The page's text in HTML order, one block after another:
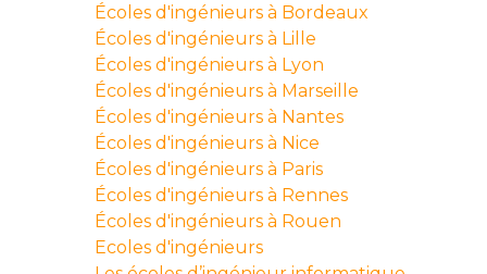
Écoles d'ingénieurs à Bordeaux
Écoles d'ingénieurs à Lille
Écoles d'ingénieurs à Lyon
Écoles d'ingénieurs à Marseille
Écoles d'ingénieurs à Nantes
Écoles d'ingénieurs à Nice
Écoles d'ingénieurs à Paris
Écoles d'ingénieurs à Rennes
Écoles d'ingénieurs à Rouen
Ecoles d'ingénieurs